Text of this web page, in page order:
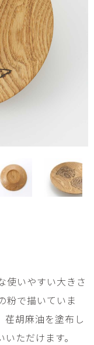
使いやすい大きさ
粉で描いていま
荏胡麻油を塗布し
ただけます。